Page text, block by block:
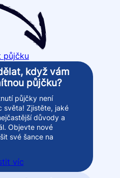
půjčku
když vám
půjčku?
půjčky není
světa! Zjistěte, jaké
důvody a
Objevte nové
své šance na
víc